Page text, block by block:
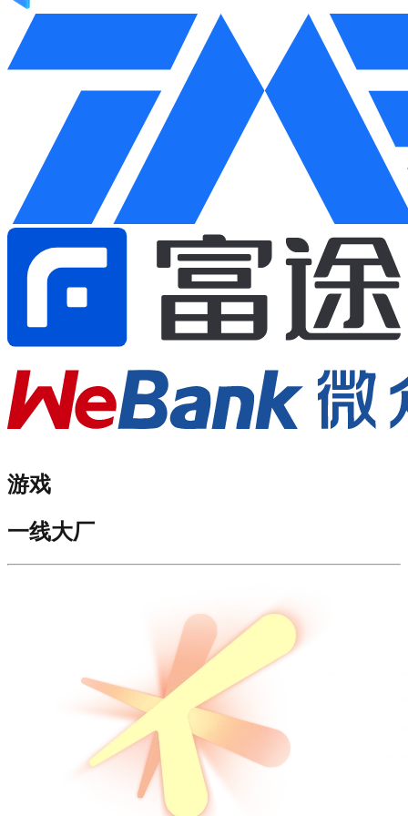
游戏
一线大厂